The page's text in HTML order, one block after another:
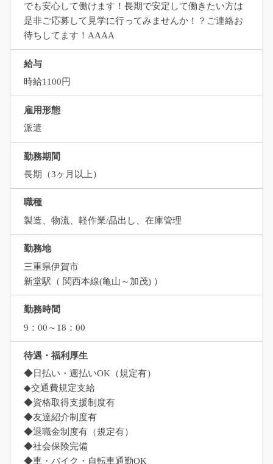
でも安心して働けます！長期で安定して働きたい方は
是非ご応募して見学に行ってみませんか！？ご連絡お
待ちしてます！AAAA
給与
時給1100円
雇用形態
派遣
勤務期間
長期（3ヶ月以上）
職種
製造、物流、軽作業/品出し、在庫管理
勤務地
三重県伊賀市
新堂駅（ 関西本線(亀山～加茂) ）
勤務時間
9：00～18：00
待遇・福利厚生
◆日払い・週払いOK（規定有）
◆交通費規定支給
◆資格取得支援制度有
◆友達紹介制度有
◆退職金制度有（規定有）
◆社会保険完備
◆車・バイク・自転車通勤OK